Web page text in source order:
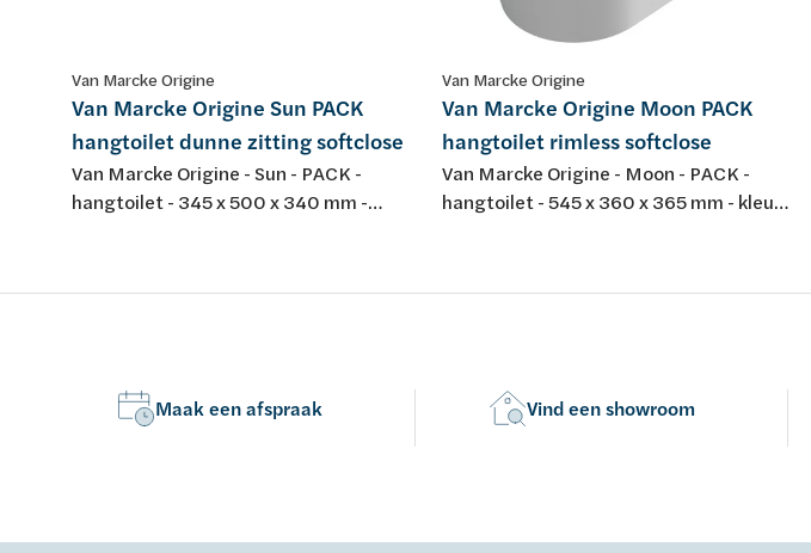
Van Marcke Origine
Van Marcke Origine Sun PACK
hangtoilet dunne zitting softclose
Van Marcke Origine - Sun - PACK -
hangtoilet - 345 x 500 x 340 mm -
Van Marcke Origine
Van Marcke Origine Moon PACK
hangtoilet rimless softclose
Van Marcke Origine - Moon - PACK -
hangtoilet - 545 x 360 x 365 mm - kleur:
duroplast
Maak een afspraak Vind een showroom